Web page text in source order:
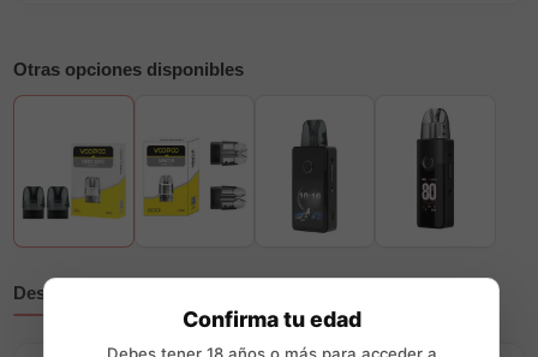
Otras opciones disponibles
Descripción
Confirma tu edad